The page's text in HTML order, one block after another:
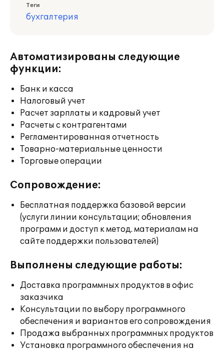
Теги
бухгалтерия
Автоматизированы следующие
функции:
Банк и касса
Налоговый учет
Расчет зарплаты и кадровый учет
Расчеты с контрагентами
Регламентированная отчетность
Товарно-материальные ценности
Торговые операции
Сопровождение:
Бесплатная поддержка базовой версии
(услуги линии консультации; обновления
программ и доступ к метод. материалам на
сайте поддержки пользователей)
Выполнены следующие работы:
Доставка программных продуктов в офис
заказчика
Консультации по выбору программного
обеспечения и вариантов его сопровождения
Продажа выбранных программных продуктов
Установка программного обеспечения на